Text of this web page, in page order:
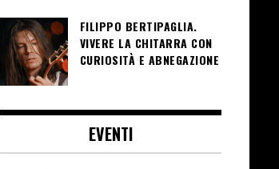
FILIPPO BERTIPAGLIA.
VIVERE LA CHITARRA CON
CURIOSITÀ E ABNEGAZIONE
EVENTI